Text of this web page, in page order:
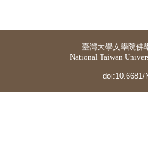
臺灣大學文學院佛
National Taiwan
doi:10.6681/